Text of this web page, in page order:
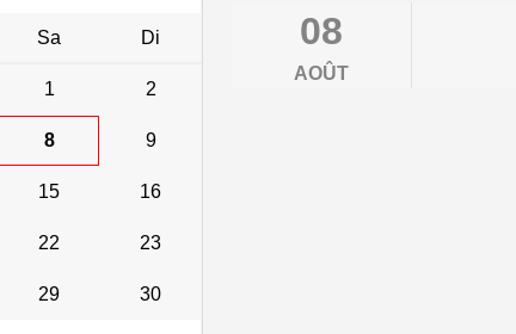
Sa Di
1 2
8 9
15 16
22 23
29 30
08
AOÛT